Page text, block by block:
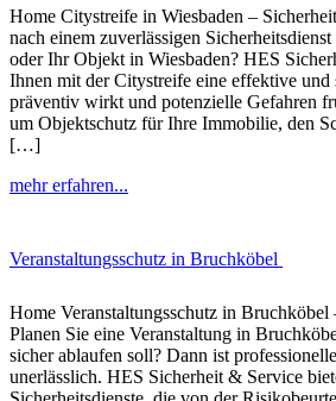
Home Citystreife in Wiesbaden –
nach einem zuverlässigen
oder Ihr Objekt in Wiesbaden? HES
Ihnen mit der Citystreife eine effektive und
präventiv wirkt und potenzielle Gefahren
um Objektschutz für Ihre Immobilie, den
[…]
mehr erfahren...
Veranstaltungsschutz in Bruchköbel
Home Veranstaltungsschutz in Bruchköbel
Planen Sie eine Veranstaltung in
sicher ablaufen soll? Dann ist
unerlässlich. HES Sicherheit & Service